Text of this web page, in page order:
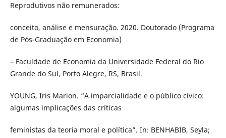
Reprodutivos não remunerados:
conceito, análise e mensuração. 2020. Doutorado (Programa
de Pós-Graduação em Economia)
– Faculdade de Economia da Universidade Federal do Rio
Grande do Sul, Porto Alegre, RS, Brasil.
YOUNG, Iris Marion. “A imparcialidade e o público cívico:
algumas implicações das críticas
feministas da teoria moral e política”. In: BENHABIB, Seyla;